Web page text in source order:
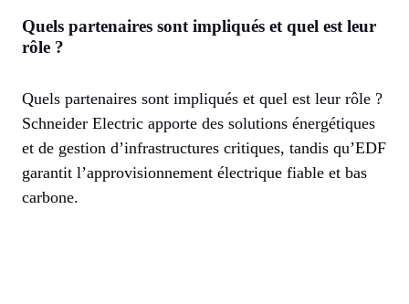
Quels partenaires sont impliqués et quel est leur
rôle ?
Quels partenaires sont impliqués et quel est leur rôle ?
Schneider Electric apporte des solutions énergétiques
et de gestion d’infrastructures critiques, tandis qu’EDF
garantit l’approvisionnement électrique fiable et bas
carbone.